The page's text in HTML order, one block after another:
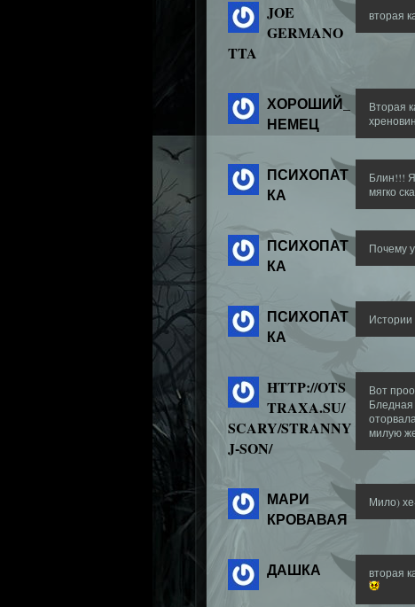
JOE
GERMANO
TTA
вторая
ХОРОШИЙ_
НЕМЕЦ
Вторая
ПСИХОПАТ
КА
Блин!!! Я
мягко
ПСИХОПАТ
КА
Почему
ПСИХОПАТ
КА
Истории
HTTP://OTS
TRAXA.SU/
SCARY/STRANNY
J-SON/
Вот
Бледная
милую
МАРИ
КРОВАВАЯ
Мило)
ДАШКА вторая